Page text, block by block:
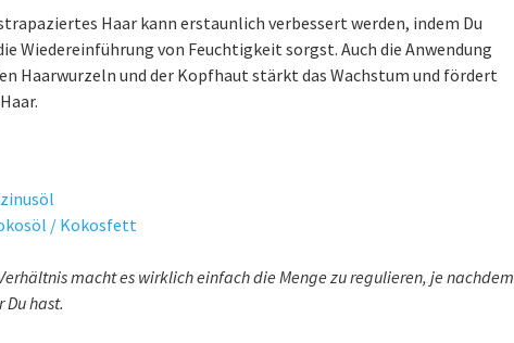
Haar kann erstaunlich verbessert werden, indem Du
Wiedereinführung von Feuchtigkeit sorgst. Auch die Anwendung
Haarwurzeln und der Kopfhaut stärkt das Wachstum und fördert
/ Kokosfett
macht es wirklich einfach die Menge zu regulieren, je nachdem
Du hast.